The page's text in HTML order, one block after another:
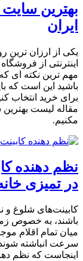
بهترین سایت
ایران
یکی از ارزان ترین
اینترنتی از
مهم ترین نکته ای
باشید این است که
برای خرید انتخاب
مقاله لیست
مکنیم.
نظم دهنده
در تمیزی
کابینت‌های شلوغ و
باشند، به خصوص
میان تمام اقلام
سرعت انباشته
اینجاست که نظم